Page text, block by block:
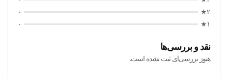
۲★
۰
۱★
۰
نقد و بررسی‌ها
هنوز بررسی‌ای ثبت نشده است.